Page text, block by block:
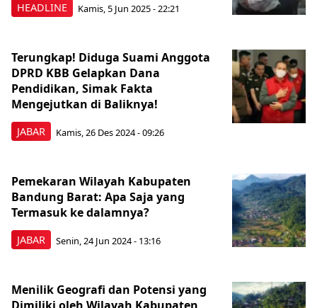
HEADLINE Kamis, 5 Jun 2025 - 22:21
JABAR
Terungkap! Diduga Suami Anggota
DPRD KBB Gelapkan Dana
Pendidikan, Simak Fakta
Mengejutkan di Baliknya!
Kamis, 26 Des 2024 - 09:26
JABAR
Pemekaran Wilayah Kabupaten
Bandung Barat: Apa Saja yang
Termasuk ke dalamnya?
Senin, 24 Jun 2024 - 13:16
Menilik Geografi dan Potensi yang